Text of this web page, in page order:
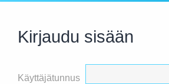
Kirjaudu sisään
Käyttäjätunnus